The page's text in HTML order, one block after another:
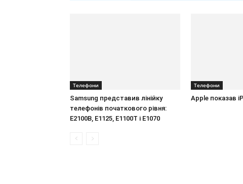
Телефони
Samsung представив лінійку
телефонів початкового рівня:
E2100B, E1125, E1100T і E1070
Телефони
Apple показав